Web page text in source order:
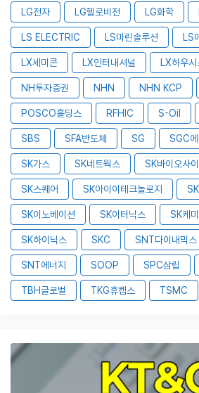
LG전자 LG헬로비전 LG화학
LS ELECTRIC LS마린솔루션 LS
LX세미콘 LX인터내셔널 LX하우시
NH투자증권 NHN NHN KCP
POSCO홀딩스 RFHIC S-Oil
SBS SFA반도체 SG SGC에
SK가스 SK네트웍스 SK바이오사
SK스퀘어 SK아이이테크놀로지
SK이노베이션 SK이터닉스 SK케
SK하이닉스 SKC SNT다이내믹스
SNT에너지 SOOP SPC삼립
TBH글로벌 TKG휴켐스 TSMC